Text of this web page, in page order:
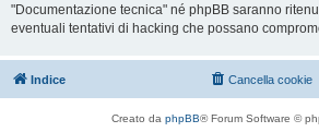
"Documentazione tecnica" né phpBB saranno
eventuali tentativi di hacking che possano
Indice Cancella cookie
Creato da phpBB® Forum Software ©